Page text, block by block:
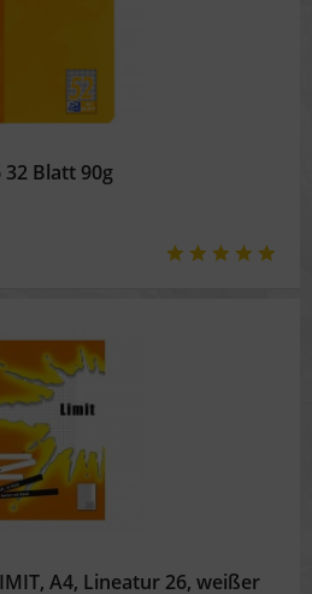
Blatt 90g
A4, Lineatur 26, weißer